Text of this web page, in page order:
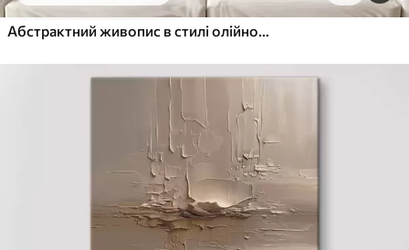
Абстрактний живопис в стилі олійного живопису